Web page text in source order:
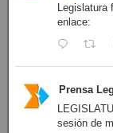
enlace:
Prensa
sesión de